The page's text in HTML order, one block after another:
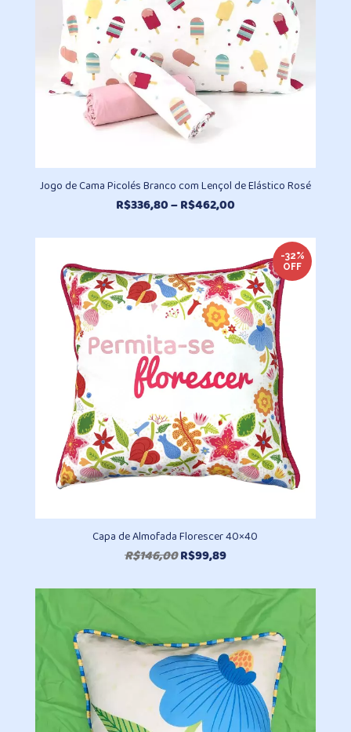
Jogo de Cama Picolés Branco com Lençol de Elástico Rosé
R$336,80–R$462,00Faixa
preço:
R$336,80
através
R$462,00
-32%
OFF
Capa de Almofada Florescer 40×40
R$146,00O
original
R$99,89O
atual
R$99,89.